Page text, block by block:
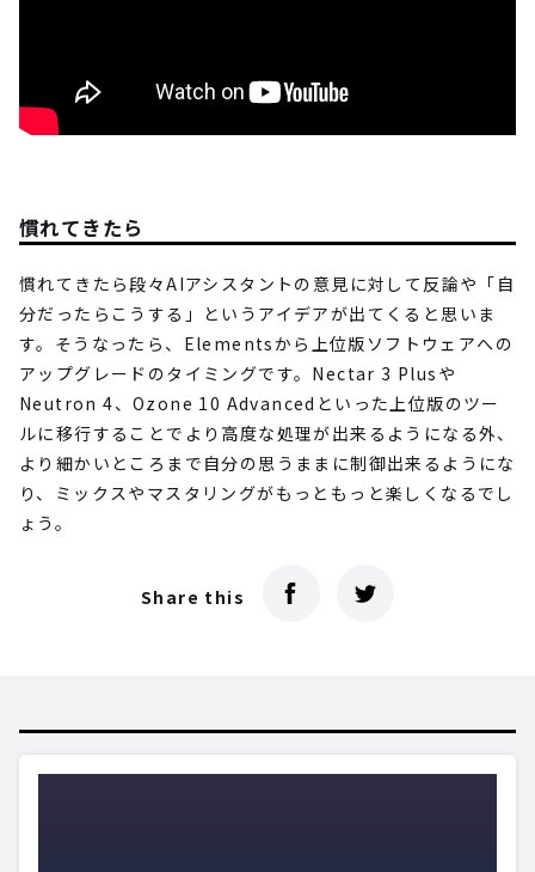
慣れてきたら
慣れてきたら段々AIアシスタントの意見に対して反論や「自
分だったらこうする」というアイデアが出てくると思いま
す。そうなったら、Elementsから上位版ソフトウェアへの
アップグレードのタイミングです。Nectar 3 Plusや
Neutron 4、Ozone 10 Advancedといった上位版のツー
ルに移行することでより高度な処理が出来るようになる外、
より細かいところまで自分の思うままに制御出来るようにな
り、ミックスやマスタリングがもっともっと楽しくなるでし
ょう。
Share this